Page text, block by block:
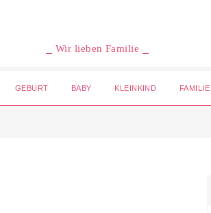
⎯ Wir lieben Familie ⎯
GEBURT BABY KLEINKIND FAMILIE